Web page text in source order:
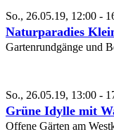
So., 26.05.19, 12:00 -
Naturparadies
Gartenrundgänge und
So., 26.05.19, 13:00 -
Grüne Idylle mit
Offene Gärten am